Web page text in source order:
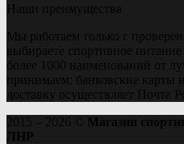
Наши преимущества
Мы работаем только с
выбираете спортивное
более 1000 наименований от
принимаем: банковские
доставку осуществляет Почта
2015 – 2026 ©
Магазин
ЛНР